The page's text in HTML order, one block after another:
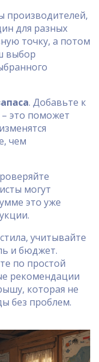
производителей,
для разных
точку, а потом
выбор
. Добавьте к
– это поможет
чем
могут
это уже
учитывайте
и бюджет.
по простой
рекомендации
которая не
без проблем.